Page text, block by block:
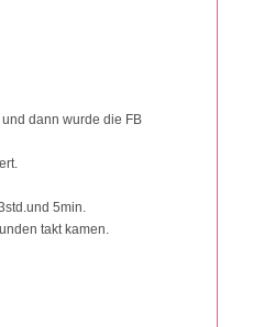
dann wurde die FB
5min.
takt kamen.